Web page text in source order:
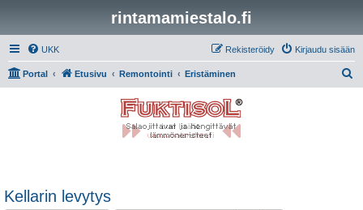
rintamamiestalo.fi
UKK Kirjaudu sisään
Rekisteröidy
Portal Etusivu Remontointi Eristäminen
Kellarin levytys